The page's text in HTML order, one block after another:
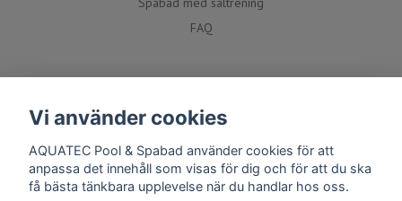
FAQ
Vi använder cookies
AQUATEC Pool & Spabad använder cookies för att
anpassa det innehåll som visas för dig och för att du ska
få bästa tänkbara upplevelse när du handlar hos oss.